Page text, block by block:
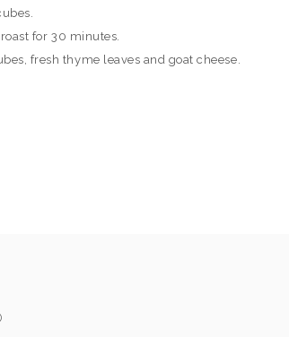
for 30 minutes.
fresh thyme leaves and goat cheese.